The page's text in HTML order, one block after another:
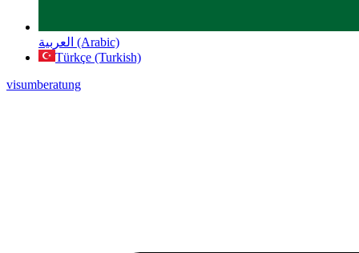
العربية (Arabic)
Türkçe (Turkish)
visumberatung